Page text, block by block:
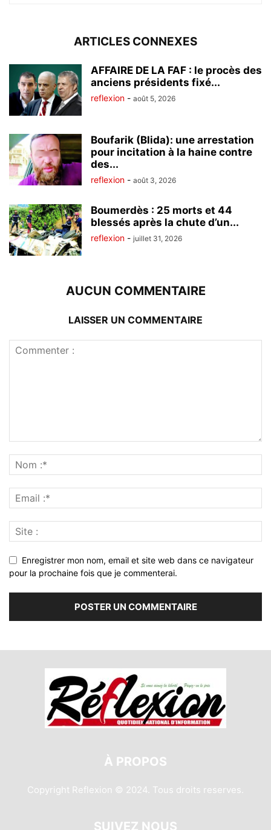
ARTICLES CONNEXES
AFFAIRE DE LA FAF : le procès des
anciens présidents fixé...
reflexion - août 5, 2026
Boufarik (Blida): une arrestation
pour incitation à la haine contre
des...
reflexion - août 3, 2026
Boumerdès : 25 morts et 44
blessés après la chute d’un...
reflexion - juillet 31, 2026
AUCUN COMMENTAIRE
LAISSER UN COMMENTAIRE
Enregistrer mon nom, email et site web dans ce navigateur
pour la prochaine fois que je commenterai.
À PROPOS
Copyright Reflexion © 2024. Tous droits reserves.
SUIVEZ NOUS